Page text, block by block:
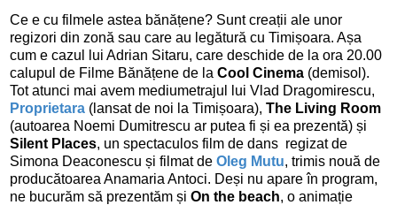
Ce e cu filmele astea bănățene? Sunt creații ale unor
regizori din zonă sau care au legătură cu Timișoara. Așa
cum e cazul lui Adrian Sitaru, care deschide de la ora 20.00
calupul de Filme Bănățene de la Cool Cinema (demisol).
Tot atunci mai avem mediumetrajul lui Vlad Dragomirescu,
Proprietara (lansat de noi la Timișoara), The Living Room
(autoarea Noemi Dumitrescu ar putea fi și ea prezentă) și
Silent Places, un spectaculos film de dans regizat de
Simona Deaconescu și filmat de Oleg Mutu, trimis nouă de
producătoarea Anamaria Antoci. Deși nu apare în program,
ne bucurăm să prezentăm și On the beach, o animație